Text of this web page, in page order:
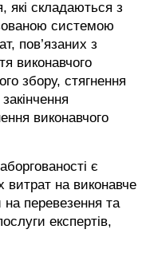
які складаються з
системою
пов’язаних з
виконавчого
збору, стягнення
виконавчого
є
витрат на виконавче
перевезення та
експертів,